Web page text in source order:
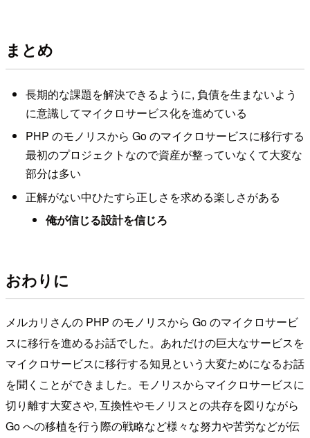
まとめ
長期的な課題を解決できるように, 負債を生まないよう
に意識してマイクロサービス化を進めている
PHP のモノリスから Go のマイクロサービスに移行する
最初のプロジェクトなので資産が整っていなくて大変な
部分は多い
正解がない中ひたすら正しさを求める楽しさがある
俺が信じる設計を信じろ
おわりに
メルカリさんの PHP のモノリスから Go のマイクロサービ
スに移行を進めるお話でした。あれだけの巨大なサービスを
マイクロサービスに移行する知見という大変ためになるお話
を聞くことができました。モノリスからマイクロサービスに
切り離す大変さや, 互換性やモノリスとの共存を図りながら
Go への移植を行う際の戦略など様々な努力や苦労などが伝